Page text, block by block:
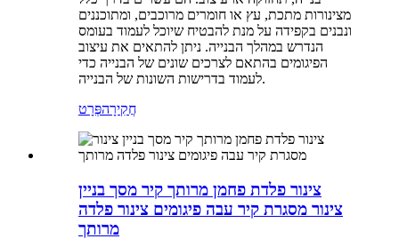
מצינורות מתכת, עץ או חומרים מרוכבים, ומתוכננים
ונבנים בקפידה על מנת להבטיח שיוכל לעמוד בעומס
הנדרש במהלך הבנייה. ניתן להתאים את עיצוב
הפיגומים בהתאם לצרכים שונים של הבנייה כדי
לעמוד בדרישות השונות של הבנייה.
חֲקִירָהפְּרָט
צינור פלדת פחמן מרותך קיר מסך בניין
צינור מסגרת קיר עבה פיגומים צינור פלדה
מרותך